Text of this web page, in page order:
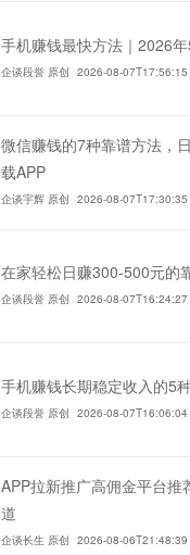
手机赚钱最快方法｜2026
企谈段誉 原创 2026-08-07T17:56:15
微信赚钱的7种靠谱方法，
载APP
企谈宇辉 原创 2026-08-07T17:30:35
在家轻松日赚300-500元的
企谈段誉 原创 2026-08-07T16:24:27
手机赚钱长期稳定收入的5
企谈段誉 原创 2026-08-07T16:06:04
APP拉新推广高佣金平台推
道
企谈长生 原创 2026-08-06T21:48:39